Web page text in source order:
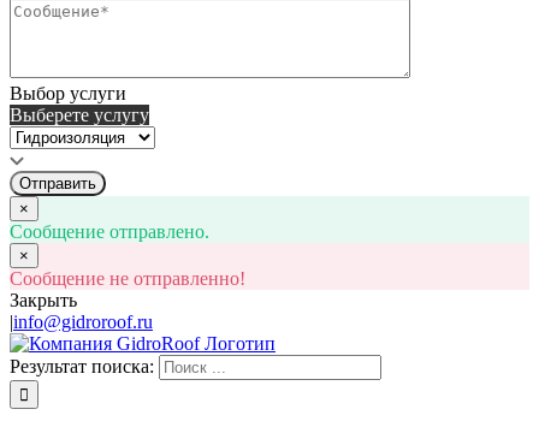
Выбор услуги
Выберете услугу
Отправить
×
Сообщение отправлено.
×
Сообщение не отправленно!
Закрыть
|info@gidroroof.ru
Результат поиска: